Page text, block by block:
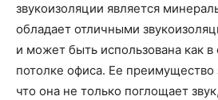
звукоизоляции является
обладает отличными
и может быть использована как в
потолке офиса. Ее преимущество
что она не только поглощает